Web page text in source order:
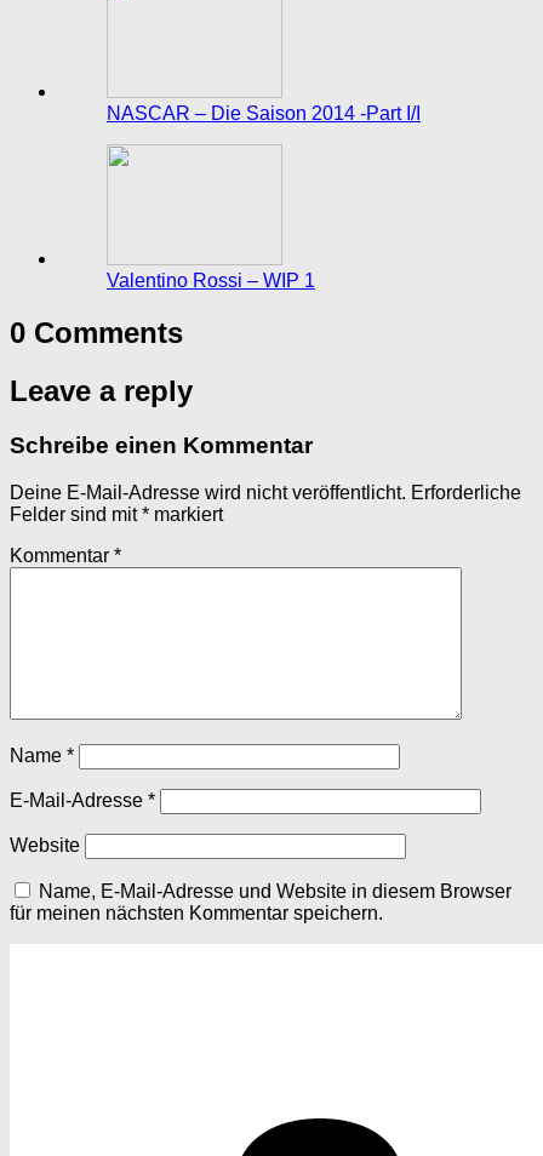
NASCAR – Die Saison 2014 -Part I/I
Valentino Rossi – WIP 1
0 Comments
Leave a reply
Schreibe einen Kommentar
Deine E-Mail-Adresse wird nicht veröffentlicht. Erforderliche
Felder sind mit* markiert
Kommentar *
Name *
E-Mail-Adresse *
Website
Name, E-Mail-Adresse und Website in diesem Browser
für meinen nächsten Kommentar speichern.